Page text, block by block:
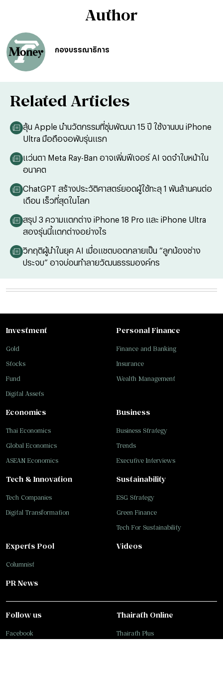
Author
กองบรรณาธิการ
Related Articles
ลุ้น Apple นำนวัตกรรมที่ซุ่มพัฒนา 15 ปี ใช้งานบน iPhone
Ultra มือถือจอพับรุ่นแรก
แว่นตา Meta Ray-Ban อาจเพิ่มฟีเจอร์ AI จดจำใบหน้าใน
อนาคต
ChatGPT สร้างประวัติศาสตร์ยอดผู้ใช้ทะลุ 1 พันล้านคนต่อ
เดือน เร็วที่สุดในโลก
สรุป 3 ความแตกต่าง iPhone 18 Pro และ iPhone Ultra
สองรุ่นนี้แตกต่างอย่างไร
วิกฤติผู้นำในยุค AI เมื่อแชตบอตกลายเป็น “ลูกน้องช่าง
ประจบ” อาจบ่อนทำลายวัฒนธรรมองค์กร
Investment
Gold
Stocks
Fund
Digital Assets
Personal Finance
Finance and Banking
Insurance
Wealth Management
Business
Business Strategy
Trends
Executive Interviews
Tech & Innovation
Tech Companies
Digital Transformation
Sustainability
ESG Strategy
Green Finance
Tech For Sustainability
Economics
Thai Economics
Global Economics
ASEAN Economics
Experts Pool
Columnist
Videos
PR News
Follow us
Facebook
Thairath Online
Thairath Plus